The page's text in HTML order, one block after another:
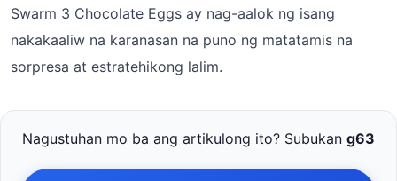
Swarm 3 Chocolate Eggs ay nag-aalok ng isang
nakakaaliw na karanasan na puno ng matatamis na
sorpresa at estratehikong lalim.
Nagustuhan mo ba ang artikulong ito? Subukan g63